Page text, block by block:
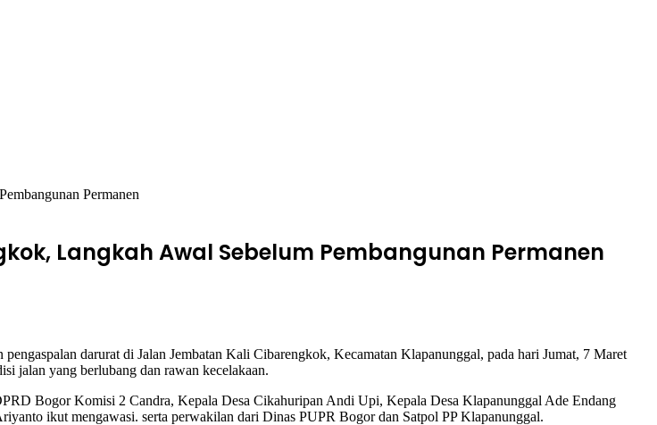
Permanen
Langkah Awal Sebelum Pembangunan Permanen
darurat di Jalan Jembatan Kali Cibarengkok, Kecamatan Klapanunggal, pada hari Jumat, 7 Maret
jalan yang berlubang dan rawan kecelakaan.
Bogor Komisi 2 Candra, Kepala Desa Cikahuripan Andi Upi, Kepala Desa Klapanunggal Ade Endang
ikut mengawasi. serta perwakilan dari Dinas PUPR Bogor dan Satpol PP Klapanunggal.